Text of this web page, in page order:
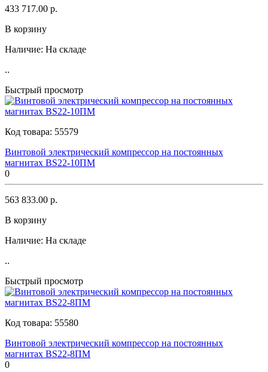
433 717.00 р.
В корзину
Наличие: На складе
..
Быстрый просмотр
Код товара: 55579
Винтовой электрический компрессор на постоянных
магнитах BS22-10ПМ
0
563 833.00 р.
В корзину
Наличие: На складе
..
Быстрый просмотр
Код товара: 55580
Винтовой электрический компрессор на постоянных
магнитах BS22-8ПМ
0